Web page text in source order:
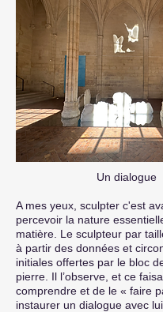
Un dialogue
A mes yeux, sculpter c'est
percevoir la nature
matière. Le sculpteur par
à partir des données et
initiales offertes par le bloc
pierre. Il l’observe, et ce
comprendre et de le « faire
instaurer un dialogue avec